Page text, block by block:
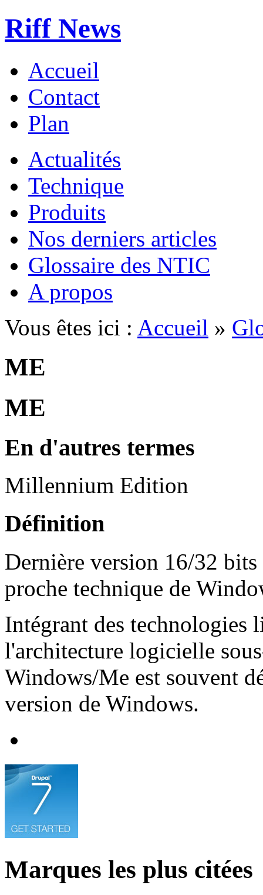
Riff News
Accueil
Contact
Plan
Actualités
Technique
Produits
Nos derniers articles
Glossaire des NTIC
A propos
Vous êtes ici : Accueil »
ME
ME
En d'autres termes
Millennium Edition
Définition
Dernière version 16/32
proche technique de
Intégrant des technologies
l'architecture logicielle
Windows/Me est souvent
version de Windows.
Marques les plus citées